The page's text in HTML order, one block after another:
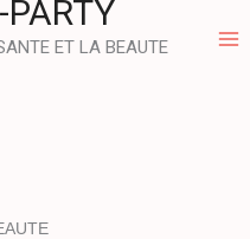
PARTY
ET LA BEAUTE